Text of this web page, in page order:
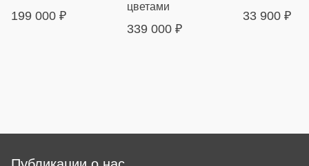
199 000 ₽
цветами
339 000 ₽
33 900 ₽